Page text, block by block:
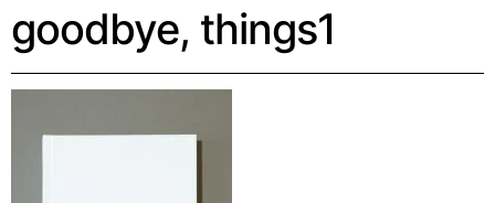
goodbye, things1